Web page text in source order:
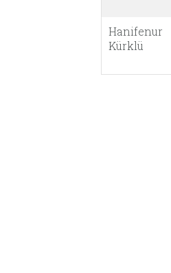
Hanifenur
Kürklü